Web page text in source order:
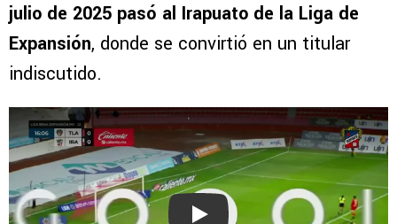
julio de 2025 pasó al Irapuato de la Liga de
Expansión, donde se convirtió en un titular
indiscutido.